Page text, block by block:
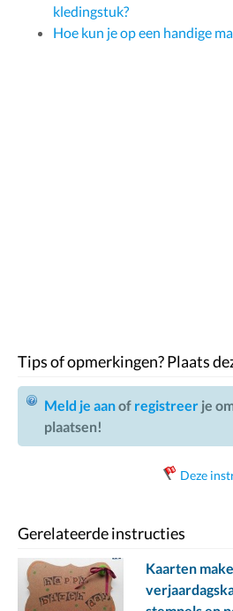
kledingstuk?
Hoe kun je op een handige
Tips of opmerkingen? Plaats
Meld je aanof registreer je
plaatsen!
Deze
Gerelateerde instructies
Kaarten